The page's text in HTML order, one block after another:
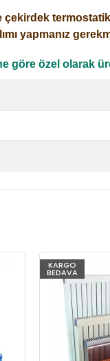
yapmanız
göre özel olarak
KARGO
BEDAVA